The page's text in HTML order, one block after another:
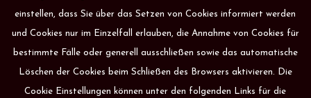
einstellen, dass Sie über das Setzen von Cookies informiert werden
und Cookies nur im Einzelfall erlauben, die Annahme von Cookies für
bestimmte Fälle oder generell ausschließen sowie das automatische
Löschen der Cookies beim Schließen des Browsers aktivieren. Die
Cookie Einstellungen können unter den folgenden Links für die